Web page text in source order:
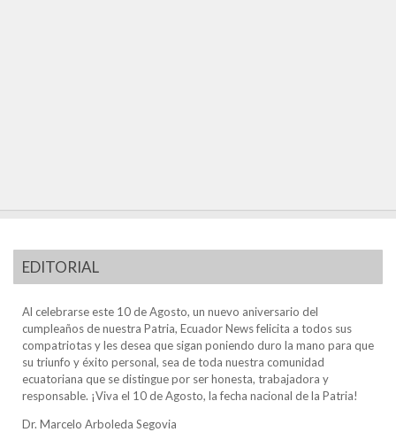
EDITORIAL
Al celebrarse este 10 de Agosto, un nuevo aniversario del
cumpleaños de nuestra Patria, Ecuador News felicita a todos sus
compatriotas y les desea que sigan poniendo duro la mano para que
su triunfo y éxito personal, sea de toda nuestra comunidad
ecuatoriana que se distingue por ser honesta, trabajadora y
responsable. ¡Viva el 10 de Agosto, la fecha nacional de la Patria!
Dr. Marcelo Arboleda Segovia